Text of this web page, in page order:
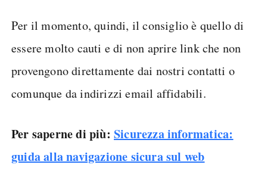
Per il momento, quindi, il consiglio è quello di
essere molto cauti e di non aprire link che non
provengono direttamente dai nostri contatti o
comunque da indirizzi email affidabili.
Per saperne di più: Sicurezza informatica:
guida alla navigazione sicura sul web